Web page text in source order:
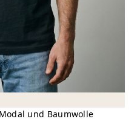
und Baumwolle